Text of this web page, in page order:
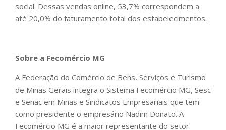
social. Dessas vendas online, 53,7% correspondem a
até 20,0% do faturamento total dos estabelecimentos.
Sobre a Fecomércio MG
A Federação do Comércio de Bens, Serviços e Turismo
de Minas Gerais integra o Sistema Fecomércio MG, Sesc
e Senac em Minas e Sindicatos Empresariais que tem
como presidente o empresário Nadim Donato. A
Fecomércio MG é a maior representante do setor